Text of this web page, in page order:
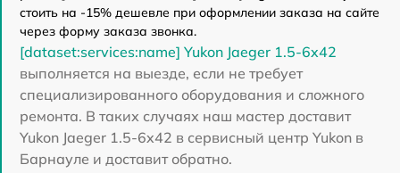
стоить на -15% дешевле при оформлении заказа на сайте
через форму заказа звонка.
[dataset:services:name] Yukon Jaeger 1.5-6x42
выполняется на выезде, если не требует
специализированного оборудования и сложного
ремонта. В таких случаях наш мастер доставит
Yukon Jaeger 1.5-6x42 в сервисный центр Yukon в
Барнауле и доставит обратно.